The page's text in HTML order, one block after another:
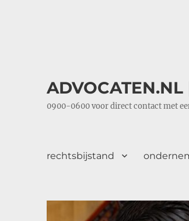
0900-0600 voor direct contact met
rechtsbijstand